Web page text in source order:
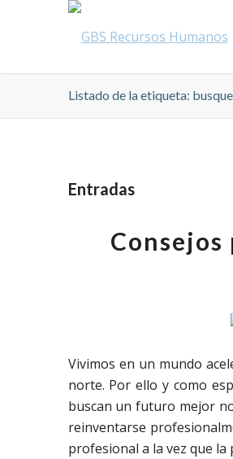
Listado de la etiqueta:
Entradas
Vivimos en un mundo
norte. Por ello y como
buscan un futuro mejor
reinventarse
profesional a la vez que